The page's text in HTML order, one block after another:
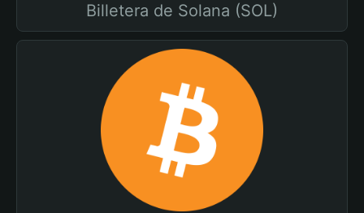
Billetera de Solana (SOL)